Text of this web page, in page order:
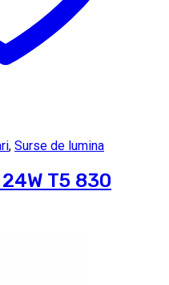
, Surse de lumina
T5 830